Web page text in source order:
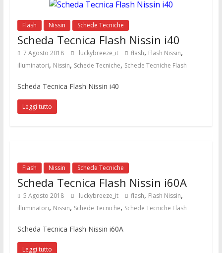
Flash Nissin Schede Tecniche
Scheda Tecnica Flash Nissin i40
7 Agosto 2018 luckybreeze_it flash, Flash Nissin,
illuminatori, Nissin, Schede Tecniche, Schede Tecniche Flash
Scheda Tecnica Flash Nissin i40
Leggi tutto
Flash Nissin Schede Tecniche
Scheda Tecnica Flash Nissin i60A
5 Agosto 2018 luckybreeze_it flash, Flash Nissin,
illuminatori, Nissin, Schede Tecniche, Schede Tecniche Flash
Scheda Tecnica Flash Nissin i60A
Leggi tutto